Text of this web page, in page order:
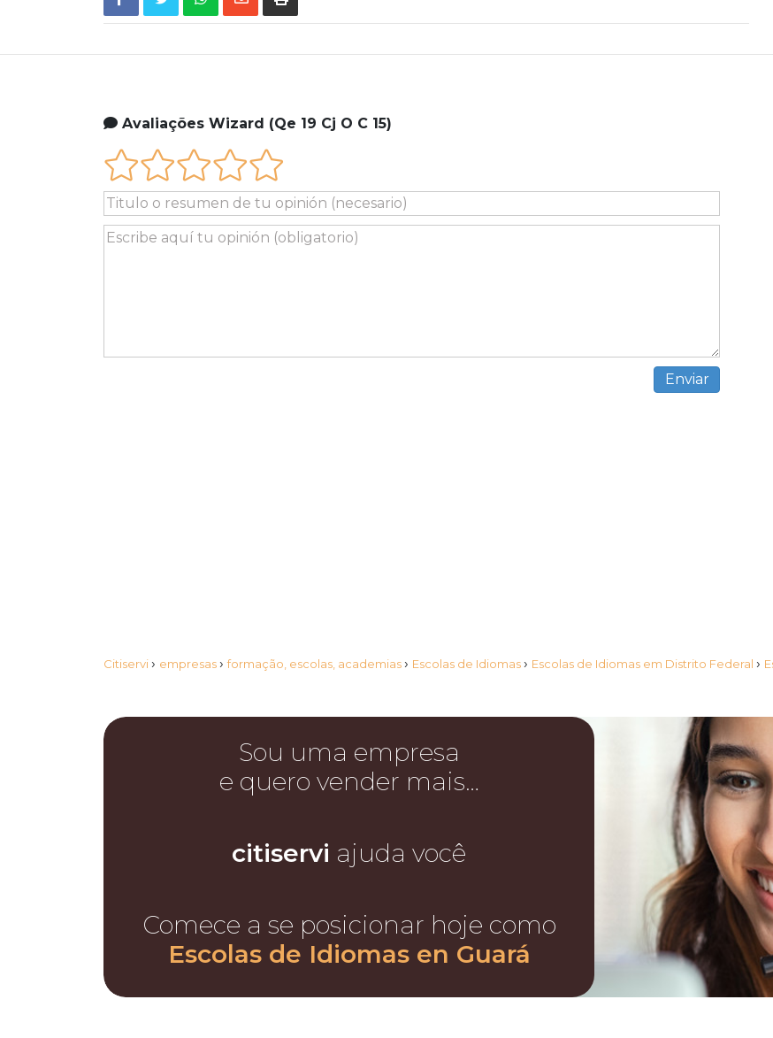
Avaliações Wizard (Qe 19 Cj O C 15)
Citiservi › empresas ›formação, escolas, academias › Escolas de Idiomas › Escolas de Idiomas em Distrito Federal ›
Sou uma empresa
e quero vender mais…
citiservi ajuda você
Comece a se posicionar hoje como
Escolas de Idiomas en Guará